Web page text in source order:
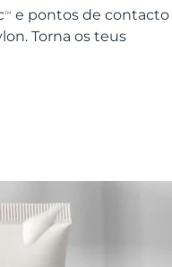
TM
e pontos de contacto
Torna os teus